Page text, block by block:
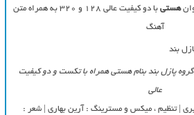
هستی با دو کیفیت عالی ۱۲۸ و ۳۲۰ به همراه متن
آهنگ
پازل بند بنام هستی همراه با تکست و دو کیفیت
عالی
| تنظیم ، میکس و مسترینگ : آرین بهاری | شعر :